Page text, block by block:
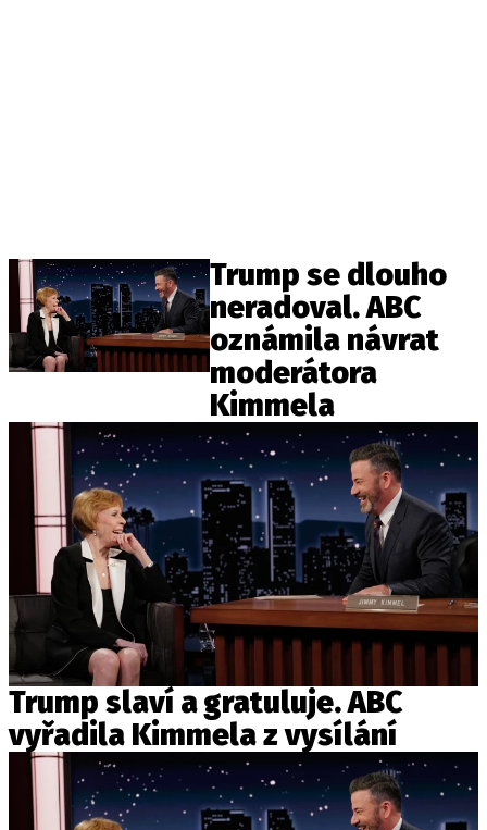
Trump se dlouho
neradoval. ABC
oznámila návrat
moderátora
Kimmela
Trump slaví a gratuluje. ABC
vyřadila Kimmela z vysílání